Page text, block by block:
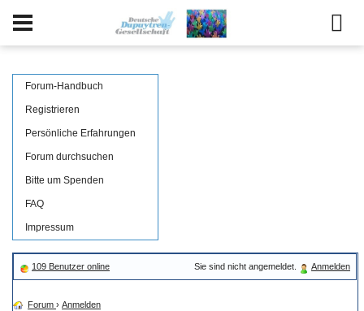
Forum-Handbuch
Registrieren
Persönliche Erfahrungen
Forum durchsuchen
Bitte um Spenden
FAQ
Impressum
109 Benutzer online Sie sind nicht angemeldet. Anmelden
Forum › Anmelden